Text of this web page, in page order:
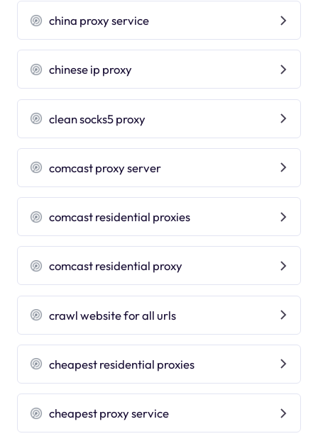
china proxy service
chinese ip proxy
clean socks5 proxy
comcast proxy server
comcast residential proxies
comcast residential proxy
crawl website for all urls
cheapest residential proxies
cheapest proxy service